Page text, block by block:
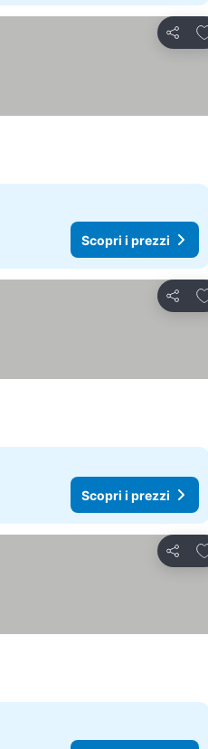
Scopri i prezzi
Scopri i prezzi